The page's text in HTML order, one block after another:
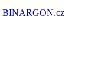
BINARGON.cz